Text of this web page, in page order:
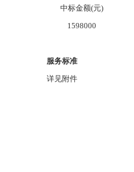
中标金额(元)
1598000
服务标准
详见附件